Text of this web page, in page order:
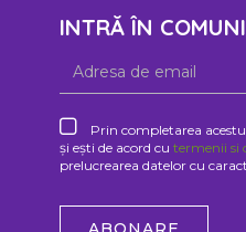
INTRĂ ÎN
Prin completarea
și ești de acord cu termenii si
prelucrearea datelor cu